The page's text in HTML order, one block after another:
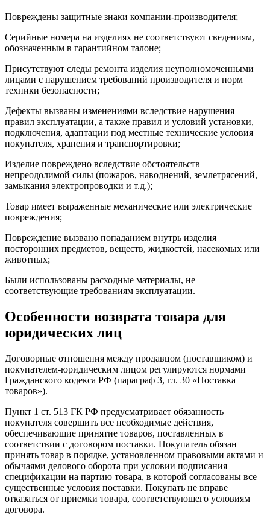
Повреждены защитные знаки компании-производителя;
Серийные номера на изделиях не соответствуют сведениям,
обозначенным в гарантийном талоне;
Присутствуют следы ремонта изделия неуполномоченными
лицами с нарушением требований производителя и норм
техники безопасности;
Дефекты вызваны изменениями вследствие нарушения
правил эксплуатации, а также правил и условий установки,
подключения, адаптации под местные технические условия
покупателя, хранения и транспортировки;
Изделие повреждено вследствие обстоятельств
непреодолимой силы (пожаров, наводнений, землетрясений,
замыкания электропроводки и т.д.);
Товар имеет выраженные механические или электрические
повреждения;
Повреждение вызвано попаданием внутрь изделия
посторонних предметов, веществ, жидкостей, насекомых или
животных;
Были использованы расходные материалы, не
соответствующие требованиям эксплуатации.
Особенности возврата товара для
юридических лиц
Договорные отношения между продавцом (поставщиком) и
покупателем-юридическим лицом регулируются нормами
Гражданского кодекса РФ (параграф 3, гл. 30 «Поставка
товаров»).
Пункт 1 ст. 513 ГК РФ предусматривает обязанность
покупателя совершить все необходимые действия,
обеспечивающие принятие товаров, поставленных в
соответствии с договором поставки. Покупатель обязан
принять товар в порядке, установленном правовыми актами и
обычаями делового оборота при условии подписания
спецификации на партию товара, в которой согласованы все
существенные условия поставки. Покупать не вправе
отказаться от приемки товара, соответствующего условиям
договора.